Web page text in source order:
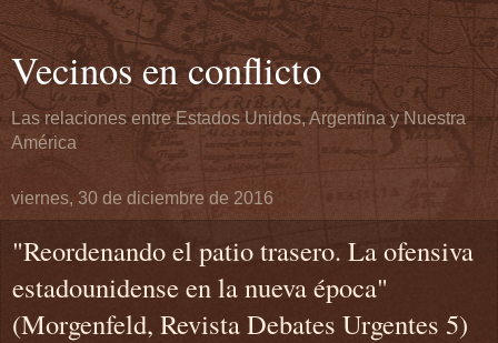
Vecinos en conflicto
Las relaciones entre Estados Unidos, Argentina y Nuestra
América
viernes, 30 de diciembre de 2016
"Reordenando el patio trasero. La ofensiva
estadounidense en la nueva época"
(Morgenfeld, Revista Debates Urgentes 5)